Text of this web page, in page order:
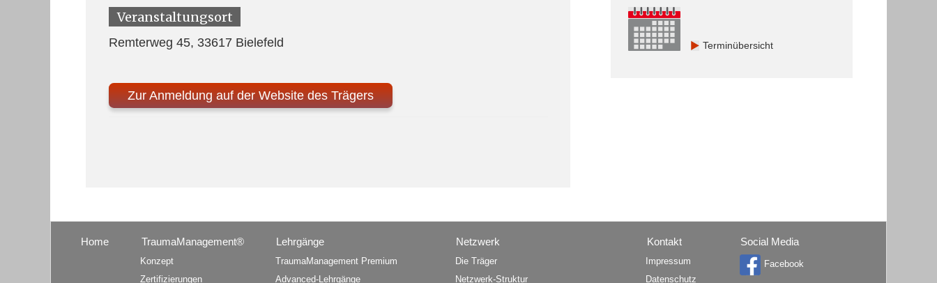
Veranstaltungsort
Remterweg 45, 33617 Bielefeld
Zur Anmeldung auf der Website des Trägers
Terminübersicht
Home TraumaManagement®
Konzept
Zertifizierungen
Lehrgänge
TraumaManagement Premium
Advanced-Lehrgänge
Netzwerk
Die Träger
Netzwerk-Struktur
Kontakt
Impressum
Datenschutz
Social Media
Facebook